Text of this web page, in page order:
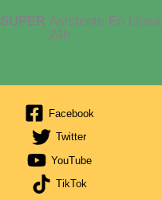
SUPERAsistente En
24h
Facebook
Twitter
YouTube
TikTok